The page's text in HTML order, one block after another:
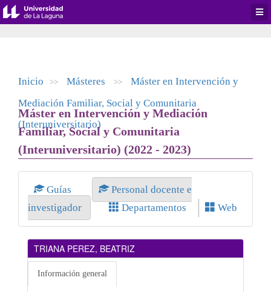
Inicio >> Másteres >>
Máster en Intervención y
Mediación Familiar, Social y Comunitaria
(Interuniversitario)
Máster en Intervención y Mediación
Familiar, Social y Comunitaria
(Interuniversitario) (2022 - 2023)
Guías
Personal docente e
investigador
Departamentos Web
TRIANA PEREZ, BEATRIZ
Información general